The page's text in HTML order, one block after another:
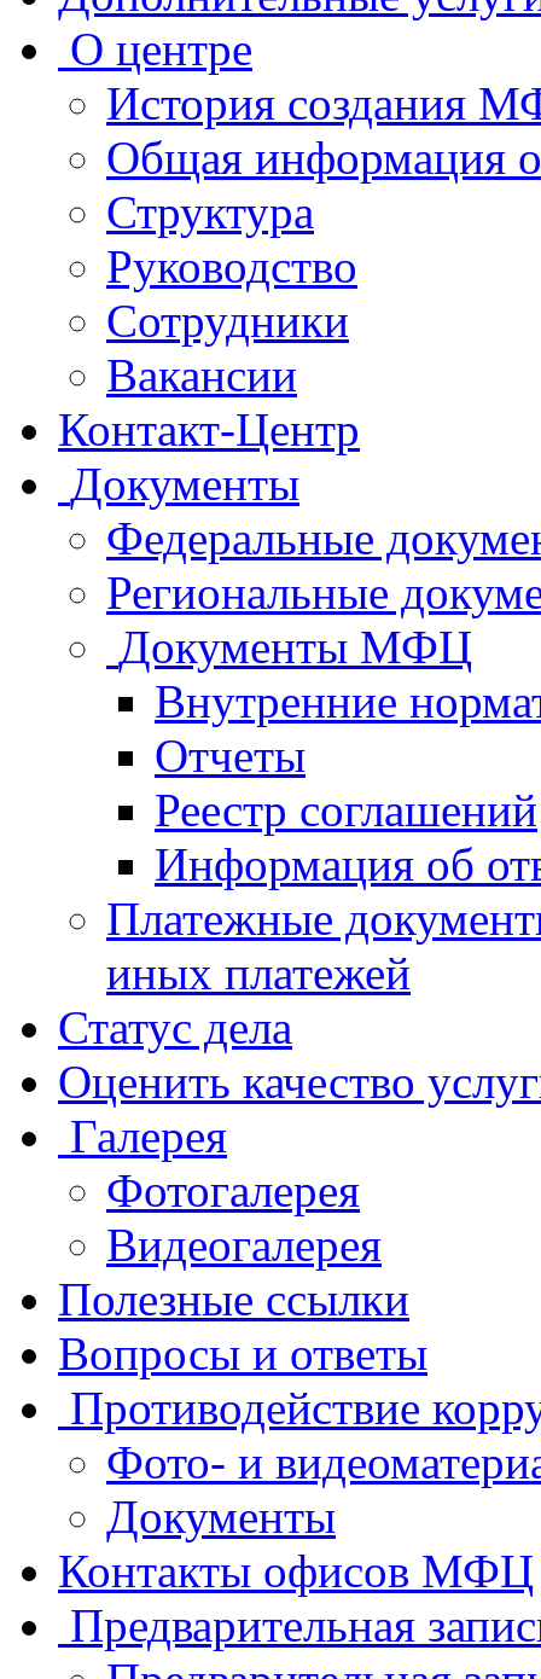
О центре
История создания
Общая
Структура
Руководство
Сотрудники
Вакансии
Контакт-Центр
Документы
Федеральные
Региональные
Документы МФЦ
Внутренние
Отчеты
Реестр соглашений
Информация об
Платежные
иных платежей
Статус дела
Оценить качество
Галерея
Фотогалерея
Видеогалерея
Полезные ссылки
Вопросы и ответы
Противодействие
Фото- и
Документы
Контакты офисов МФЦ
Предварительная